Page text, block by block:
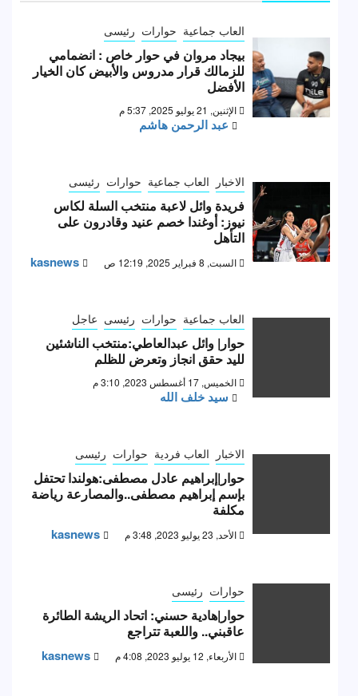
العاب جماعية حوارات رئيسى
بيجاد مروان في حوار خاص : انضمامي
للزمالك قرار مدروس والأبيض كان الخيار
الأفضل
الإثنين, 21 يوليو 2025, 5:37 م
عبد الرحمن هاشم
الاخبار العاب جماعية حوارات رئيسى
فريدة وائل لاعبة منتخب السلة لكاس
نيوز: أوغندا خصم عنيد وقادرون على
التأهل
السبت, 8 فبراير 2025, 12:19 ص kasnews
العاب جماعية حوارات رئيسى عاجل
حوار| وائل عبدالعاطي:منتخب الناشئين
لليد حقق انجاز وتعرض للظلم
الخميس, 17 أغسطس 2023, 3:10 م
سيد خلف الله
الاخبار العاب فردية حوارات رئيسى
حوار|إبراهيم عادل مصطفى:هولندا تحتفل
بإسم إبراهيم مصطفى..والمصارعة رياضة
مكلفة
الأحد, 23 يوليو 2023, 3:48 م kasnews
حوارات رئيسى
حوار|هادية حسني: اتحاد الريشة الطائرة
عاقبني.. واللعبة تتراجع
الأربعاء, 12 يوليو 2023, 4:08 م kasnews